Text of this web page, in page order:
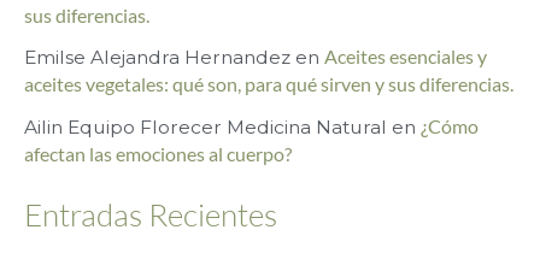
o
r
:
sus diferencias.
Emilse Alejandra Hernandez en Aceites esenciales y
aceites vegetales: qué son, para qué sirven y sus diferencias.
Ailin Equipo Florecer Medicina Natural en ¿Cómo
afectan las emociones al cuerpo?
Entradas Recientes